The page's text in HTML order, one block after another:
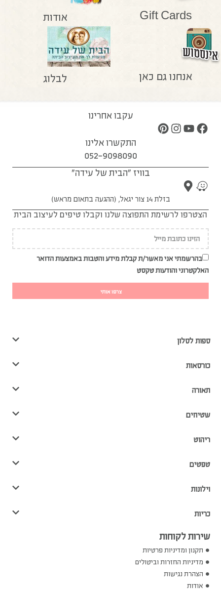
Gift Cards אודות
אנחנו גם כאן לבלוג
עקבו אחרינו
התקשרו אלינו
052-9098090
בוויז "הבית של עידה"
בזלת 14 צור יגאל, (ההגעה בתאום מראש)
הצטרפו לרשימת התפוצה שלנו וקבלו טיפים לעיצוב הבית
בהרשמתי אני מאשר/ת קבלת מידע והטבות באמצעות הדואר
האלקטרוני והודעות טקסט
צרפו אותי
ספות לסלון
כורסאות
תאורה
שטיחים
ריהוט
טפטים
וילונות
כריות
שירות לקוחות
תקנון ומדיניות פרטיות
מדיניות החזרות וביטולים
הצהרת נגישות
אודות